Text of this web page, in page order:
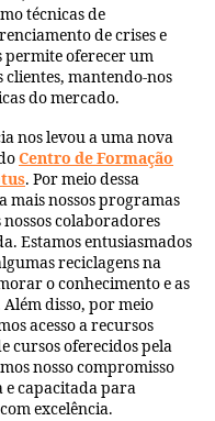
técnicas de
de crises e
permite oferecer um
clientes, mantendo-nos
do mercado.
nos levou a uma nova
Centro de Formação
. Por meio dessa
mais nossos programas
colaboradores
Estamos entusiasmados
reciclagens na
o conhecimento e as
disso, por meio
acesso a recursos
cursos oferecidos pela
nosso compromisso
e capacitada para
excelência.